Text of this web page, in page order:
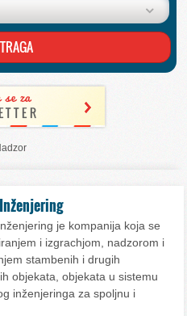
je kompanija koja se
i izgrachjom, nadzorom i
stambenih i drugih
objekata, objekata u sistemu
inženjeringa za spoljnu i